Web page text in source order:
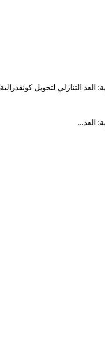
التنازلي لتحويل كونفدرالية 2024
العد...